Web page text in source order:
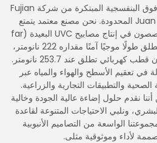
اكتشف تقنية مصابيح الإكزيمر فوق البنفسجية المبتكرة من شركة Fujian
Juan Kuang Yaming Electric المحدودة. نحن مصنع معتمد يتمتع
بخبرة تزيد عن 40 عامًا، ومتخصصون في إنتاج مصابيح UVC البعيدة (far
UVC) من نوع الإكزيمر التي تطلق طولًا موجيًا آمنًا مقداره 222 نانومتر،
بالإضافة إلى مصابيح UVC بدون قطب كهربائي تطلق عند 253.7 نانومتر.
في تعقيم الأسطح والهواء والمياه عبر
والتطبيقات التجارية والزراعية.
نقدم حلول إضاءة عالية الجودة وخالية
ونلبي الاحتياجات المتنوعة لقاعدة
الواسعة من التصاميم الأنبوبية
لأداء وموثوقية مثلى.